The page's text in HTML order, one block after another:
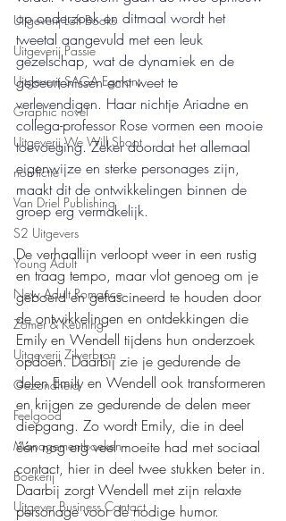
Uitgeverij Loft Books
Uitgeverij Passie
Uitgeverij SAGA Egmont
Graphic novel
Uitgeverij We Will Shoot
non-fictie
Van Driel Publishing
S2 Uitgevers
Young Adult
New Adult Romance
Zomer & Keuning
Uitgeverij Zilverbron
Gezondheid
Feelgood
Managementboeken
Boekerij
Uitgever Business Contact
op onderzoek en ditmaal wordt het
tweetal aangevuld met een leuk
gezelschap, wat de dynamiek en de
gebeurtenissen echt weet te
verlevendigen. Haar nichtje Ariadne en
collega-professor Rose vormen een mooie
toevoeging. Zeker doordat het allemaal
eigenwijze en sterke personages zijn,
maakt dit de ontwikkelingen binnen de
groep erg vermakelijk.
De verhaallijn verloopt weer in een rustig
en traag tempo, maar vlot genoeg om je
geboeid en gefascineerd te houden door
de ontwikkelingen en ontdekkingen die
Emily en Wendell tijdens hun onderzoek
opdoen. Daarbij zie je gedurende de
delen Emily en Wendell ook transformeren
en krijgen ze gedurende de delen meer
diepgang. Zo wordt Emily, die in deel
één nog erg veel moeite had met sociaal
contact, hier in deel twee stukken beter in.
Daarbij zorgt Wendell met zijn relaxte
personage voor de nodige humor.